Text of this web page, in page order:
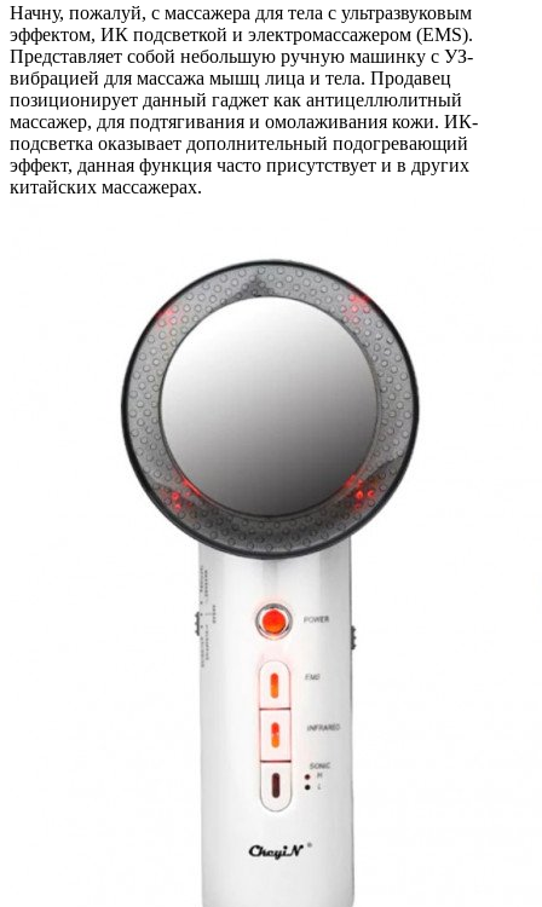
Начну, пожалуй, с массажера для тела с ультразвуковым
эффектом, ИК подсветкой и электромассажером (EMS).
Представляет собой небольшую ручную машинку с УЗ-
вибрацией для массажа мышц лица и тела. Продавец
позиционирует данный гаджет как антицеллюлитный
массажер, для подтягивания и омолаживания кожи. ИК-
подсветка оказывает дополнительный подогревающий
эффект, данная функция часто присутствует и в других
китайских массажерах.